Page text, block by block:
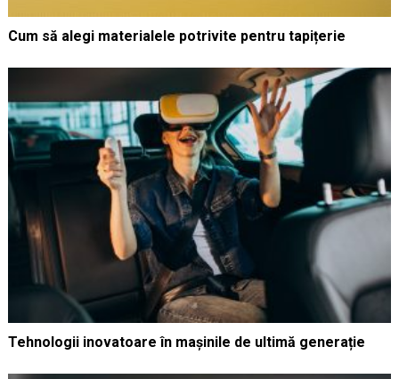
Cum să alegi materialele potrivite pentru tapițerie
Tehnologii inovatoare în mașinile de ultimă generație